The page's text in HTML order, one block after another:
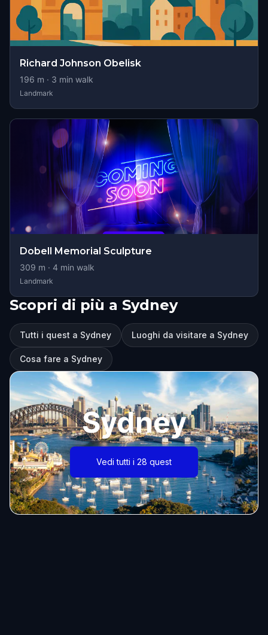
Richard Johnson Obelisk
196 m · 3 min walk
Landmark
Dobell Memorial Sculpture
309 m · 4 min walk
Landmark
Scopri di più a Sydney
Tutti i quest a Sydney Luoghi da visitare a Sydney
Cosa fare a Sydney
Sydney
Vedi tutti i 28 quest